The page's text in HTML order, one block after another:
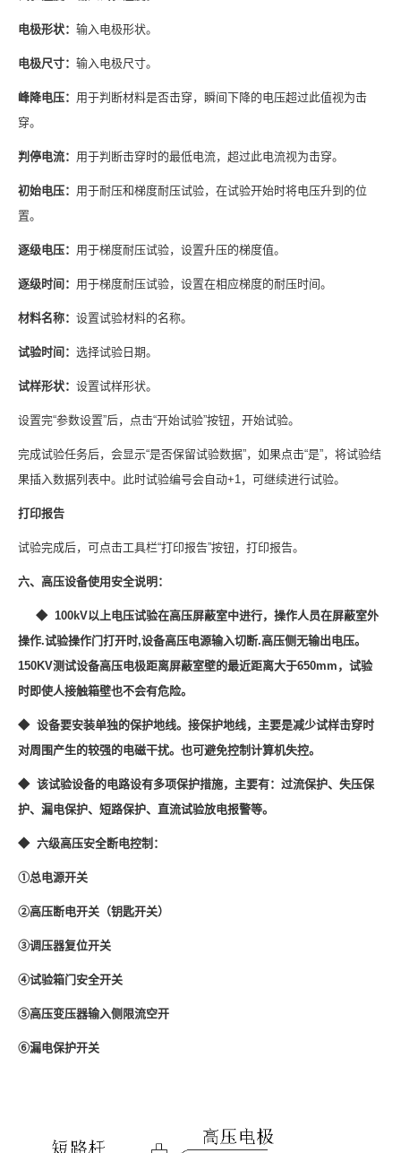
电极形状： 输入电极形状。
电极尺寸： 输入电极尺寸。
峰降电压： 用于判断材料是否击穿，瞬间下降的电压超过此值视为击
穿。
判停电流： 用于判断击穿时的最低电流，超过此电流视为击穿。
初始电压： 用于耐压和梯度耐压试验，在试验开始时将电压升到的位
置。
逐级电压： 用于梯度耐压试验，设置升压的梯度值。
逐级时间： 用于梯度耐压试验，设置在相应梯度的耐压时间。
材料名称： 设置试验材料的名称。
试验时间： 选择试验日期。
试样形状： 设置试样形状。
设置完“参数设置”后，点击“开始试验”按钮，开始试验。
完成试验任务后，会显示“是否保留试验数据”，如果点击“是”，将试验结
果插入数据列表中。此时试验编号会自动+1，可继续进行试验。
打印报告
试验完成后，可点击工具栏“打印报告”按钮，打印报告。
六、高压设备使用安全说明：
◆ 100kV以上电压试验在高压屏蔽室中进行，操作人员在屏蔽室外
操作.试验操作门打开时,设备高压电源输入切断.高压侧无输出电压。
150KV测试设备高压电极距离屏蔽室壁的最近距离大于650mm，试验
时即使人接触箱壁也不会有危险。
◆ 设备要安装单独的保护地线。接保护地线，主要是减少试样击穿时
对周围产生的较强的电磁干扰。也可避免控制计算机失控。
◆ 该试验设备的电路设有多项保护措施，主要有：过流保护、失压保
护、漏电保护、短路保护、直流试验放电报警等。
◆ 六级高压安全断电控制：
①总电源开关
②高压断电开关（钥匙开关）
③调压器复位开关
④试验箱门安全开关
⑤高压变压器输入侧限流空开
⑥漏电保护开关